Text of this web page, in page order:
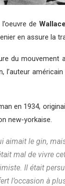
de
en assure la
du mouvement
en 1934,
new-yorkaise.
aimait le gin,
mal de vivre
Il était
l’occasion à